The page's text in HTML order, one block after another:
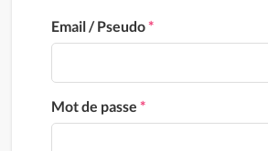
Email / Pseudo*
Mot de passe *